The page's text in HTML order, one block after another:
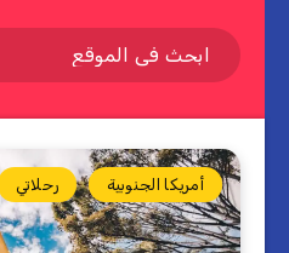
أمريكا الجنوبية رحلاتي